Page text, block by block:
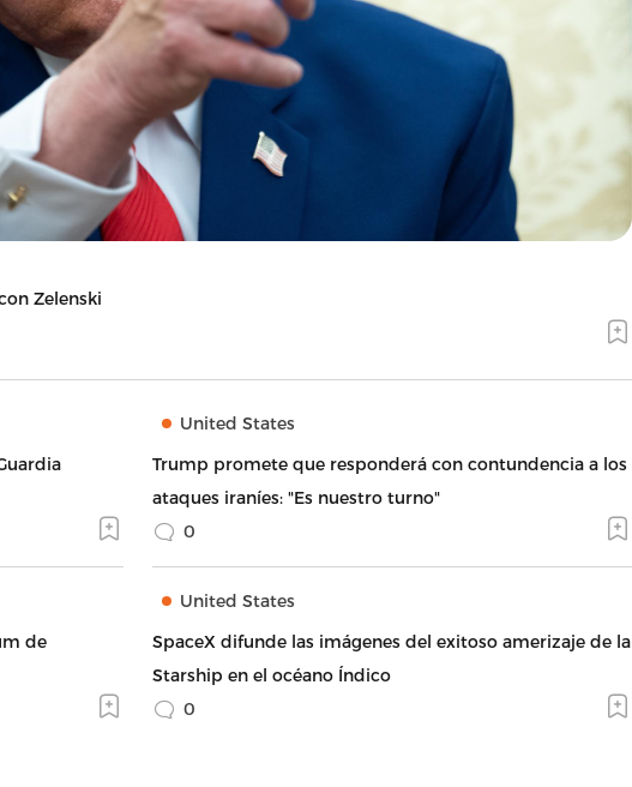
Zelenski
United States
Trump promete que responderá con contundencia a los
ataques iraníes: "Es nuestro turno"
0
de
United States
SpaceX difunde las imágenes del exitoso amerizaje de la
Starship en el océano Índico
0